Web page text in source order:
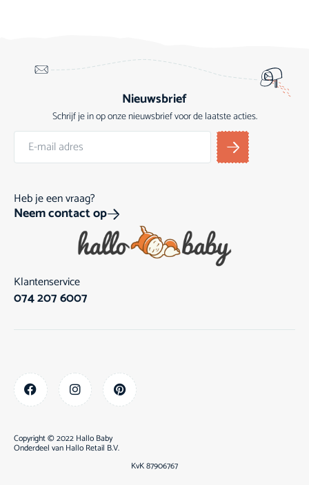
Nieuwsbrief
Schrijf je in op onze nieuwsbrief voor de laatste acties.
Heb je een vraag?
Neem contact op
Klantenservice
074 207 6007
Copyright © 2022 Hallo Baby
Onderdeel van Hallo Retail B.V.
KvK 87906767